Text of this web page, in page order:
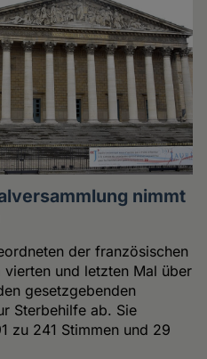
nimmt
der französischen
und letzten Mal über
gesetzgebenden
Sterbehilfe ab. Sie
zu 241 Stimmen und 29